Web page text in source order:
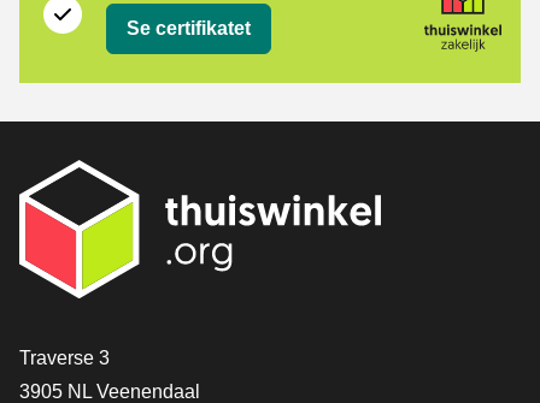
Se certifikatet
[_General:Contact]
Traverse 3
3905 NL Veenendaal